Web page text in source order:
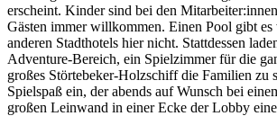
erscheint. Kinder sind bei den
Gästen immer willkommen. Einen Pool gibt
anderen Stadthotels hier nicht. Stattdessen
Adventure-Bereich, ein Spielzimmer für die
großes Störtebeker-Holzschiff die Familien zu
Spielspaß ein, der abends auf Wunsch bei
großen Leinwand in einer Ecke der Lobby